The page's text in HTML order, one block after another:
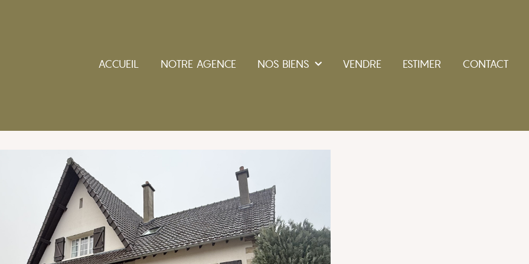
ACCUEIL NOTRE AGENCE NOS BIENS VENDRE ESTIMER CONTACT